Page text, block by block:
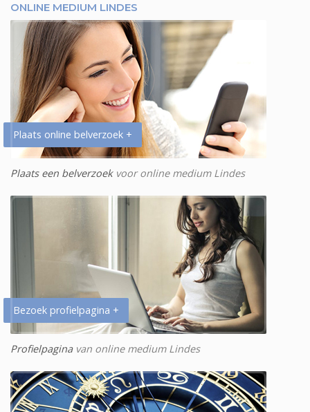
ONLINE MEDIUM LINDES
Plaats online belverzoek +
Plaats een belverzoekvoor online medium Lindes
Bezoek profielpagina +
Profielpagina van online medium Lindes